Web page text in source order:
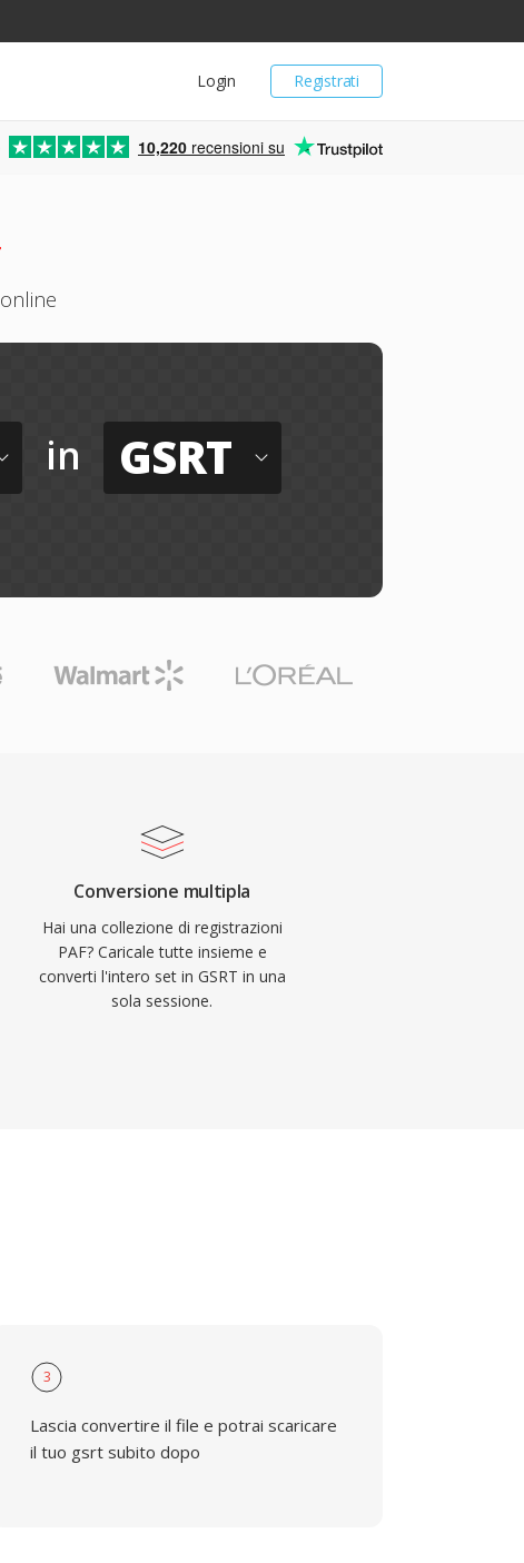
Registrati
Login
10,220 recensioni su
in GSRT
Conversione multipla
Hai una collezione di registrazioni
PAF? Caricale tutte insieme e
converti l'intero set in GSRT in una
sola sessione.
3
Lascia convertire il file e potrai scaricare
il tuo gsrt subito dopo